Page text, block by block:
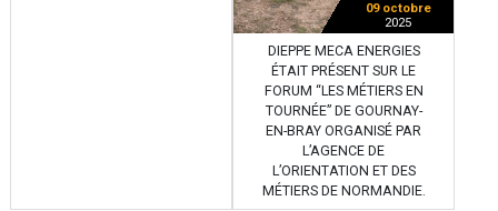
09 octobre
2025
DIEPPE MECA ENERGIES
ÉTAIT PRÉSENT SUR LE
FORUM “LES MÉTIERS EN
TOURNÉE” DE GOURNAY-
EN-BRAY ORGANISÉ PAR
L’AGENCE DE
L’ORIENTATION ET DES
MÉTIERS DE NORMANDIE.